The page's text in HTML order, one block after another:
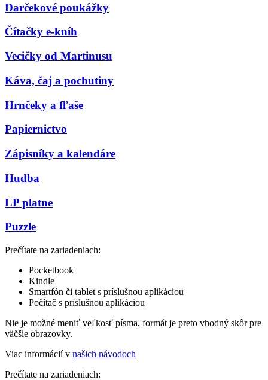
Darčekové poukážky
Čítačky e-kníh
Vecičky od Martinusu
Káva, čaj a pochutiny
Hrnčeky a fľaše
Papiernictvo
Zápisníky a kalendáre
Hudba
LP platne
Puzzle
Prečítate na zariadeniach:
Pocketbook
Kindle
Smartfón či tablet s príslušnou aplikáciou
Počítač s príslušnou aplikáciou
Nie je možné meniť veľkosť písma, formát je preto vhodný skôr pre
väčšie obrazovky.
Viac informácií v našich návodoch
Prečítate na zariadeniach: